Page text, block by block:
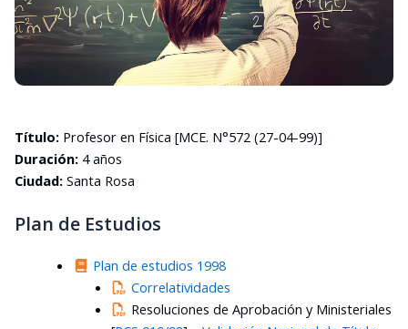
Título: Profesor en Física [MCE. N°572 (27-04-99)]
Duración: 4 años
Ciudad: Santa Rosa
Plan de Estudios
Plan de estudios 1998
Correlatividades
Resoluciones de Aprobación y Ministeriales